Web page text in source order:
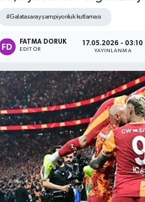
#Galatasaray şampiyonluk kutlaması
FATMA DORUK
EDITÖR
17.05.2026 - 03:10
YAYINLANMA